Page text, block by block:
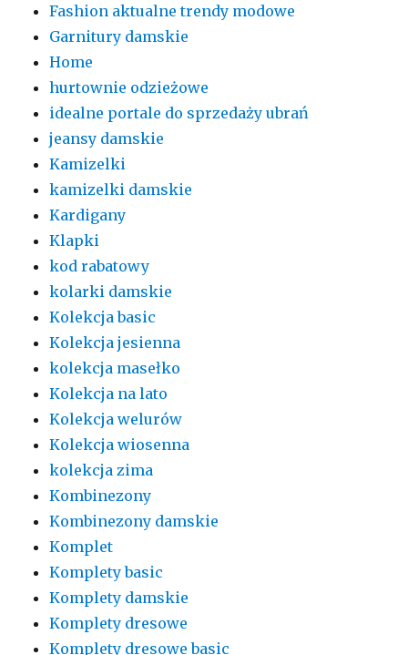
Fashion aktualne trendy modowe
Garnitury damskie
Home
hurtownie odzieżowe
idealne portale do sprzedaży ubrań
jeansy damskie
Kamizelki
kamizelki damskie
Kardigany
Klapki
kod rabatowy
kolarki damskie
Kolekcja basic
Kolekcja jesienna
kolekcja masełko
Kolekcja na lato
Kolekcja welurów
Kolekcja wiosenna
kolekcja zima
Kombinezony
Kombinezony damskie
Komplet
Komplety basic
Komplety damskie
Komplety dresowe
Komplety dresowe basic